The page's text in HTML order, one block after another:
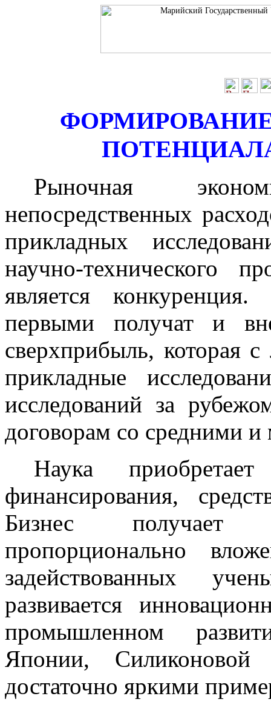
Рыночная
непосредственных
прикладных
научно-технического
является
первыми получат и
сверхприбыль, которая
прикладные
исследований за
договорам со средними
Наука
финансирования,
Бизнес получает
пропорционально
задействованных
развивается
промышленном
Японии,
достаточно яркими